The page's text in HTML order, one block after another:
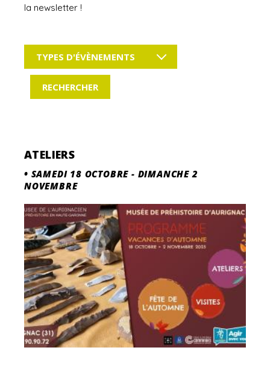
la newsletter !
TYPES D'ÉVÈNEMENTS
ATELIERS
• SAMEDI 18 OCTOBRE - DIMANCHE 2
NOVEMBRE